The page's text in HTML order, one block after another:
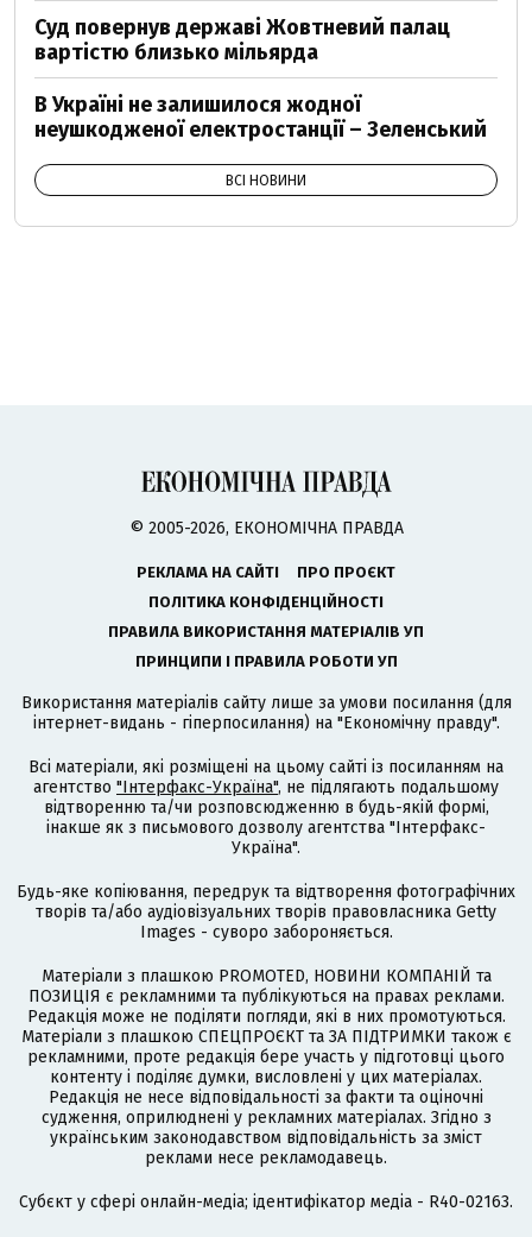
Суд повернув державі Жовтневий палац
вартістю близько мільярда
В Україні не залишилося жодної
неушкодженої електростанції – Зеленський
ВСІ НОВИНИ
© 2005-2026, ЕКОНОМІЧНА ПРАВДА
РЕКЛАМА НА САЙТІ
ПРО ПРОЄКТ
ПОЛІТИКА КОНФІДЕНЦІЙНОСТІ
ПРАВИЛА ВИКОРИСТАННЯ МАТЕРІАЛІВ УП
ПРИНЦИПИ І ПРАВИЛА РОБОТИ УП
Використання матеріалів сайту лише за умови посилання (для
інтернет-видань - гіперпосилання) на "Економічну правду".
Всі матеріали, які розміщені на цьому сайті із посиланням на
агентство "Інтерфакс-Україна", не підлягають подальшому
відтворенню та/чи розповсюдженню в будь-якій формі,
інакше як з письмового дозволу агентства "Інтерфакс-
Україна".
Будь-яке копіювання, передрук та відтворення фотографічних
творів та/або аудіовізуальних творів правовласника Getty
Images - суворо забороняється.
Матеріали з плашкою PROMOTED, НОВИНИ КОМПАНІЙ та
ПОЗИЦІЯ є рекламними та публікуються на правах реклами.
Редакція може не поділяти погляди, які в них промотуються.
Матеріали з плашкою СПЕЦПРОЄКТ та ЗА ПІДТРИМКИ також є
рекламними, проте редакція бере участь у підготовці цього
контенту і поділяє думки, висловлені у цих матеріалах.
Редакція не несе відповідальності за факти та оціночні
судження, оприлюднені у рекламних матеріалах. Згідно з
українським законодавством відповідальність за зміст
реклами несе рекламодавець.
Cубєкт у сфері онлайн-медіа; ідентифікатор медіа - R40-02163.